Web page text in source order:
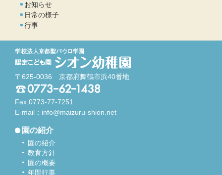
お知らせ
日常の様子
行事
〒625-0036 京都府舞鶴市浜40番地
Fax.0773-77-7251
E-mail： info@maizuru-shion.net
園の紹介
園の紹介
教育方針
園の概要
年間行事